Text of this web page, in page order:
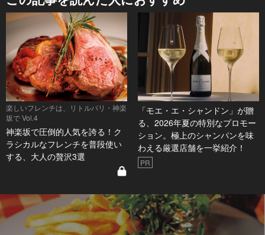
楽しいフレンチは、リトルパリ・神楽
坂で Vol.4
神楽坂で圧倒的人気を誇る！ク
ラシカルなフレンチを普段使い
する、大人の贅沢3選
「モエ・エ・シャンドン」が贈
る、2026年夏の特別なプロモー
ション。極上のシャンパンを味
わえる厳選店舗を一挙紹介！
PR